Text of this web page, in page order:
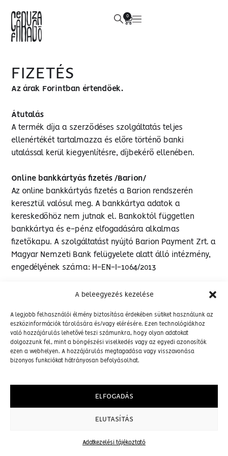
A beleegyezés kezelése
A legjobb felhasználói élmény biztosítása érdekében sütiket használunk az
eszközinformációk tárolására és/vagy elérésére. Ezen technológiákhoz
való hozzájárulás lehetővé teszi számunkra, hogy olyan adatokat
dolgozzunk fel, mint a böngészési viselkedés vagy az egyedi azonosítók
ezen a webhelyen. A hozzájárulás megtagadása vagy visszavonása
bizonyos funkciókat hátrányosan befolyásolhat.
ELFOGADÁS
ELUTASÍTÁS
Adatkezelési tájékoztató
0
FIZETÉS
Az árak Forintban értendőek.
Átutalás
A termék díja a szerződéses szolgáltatás teljes
ellenértékét tartalmazza és előre történő banki
utalással kerül kiegyenlítésre, díjbekérő ellenében.
Online bankkártyás fizetés /Barion/
Az online bankkártyás fizetés a Barion rendszerén
keresztül valósul meg. A bankkártya adatok a
kereskedőhöz nem jutnak el. Bankoktól független
bankkártya és e-pénz elfogadására alkalmas
fizetőkapu. A szolgáltatást nyújtó Barion Payment Zrt. a
Magyar Nemzeti Bank felügyelete alatt álló intézmény,
engedélyének száma: H-EN-I-1064/2013
KAPCSOLAT
INSTAGRAM
FACEBOOK
ÁSZF
ADATKEZELÉS
SZÁLLÍTÁS
FIZETÉS